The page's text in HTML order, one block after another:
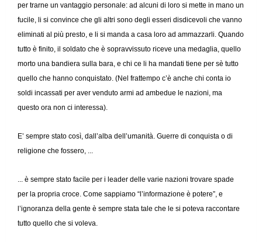
per trarne un vantaggio personale: ad alcuni di loro si mette in mano un
fucile, li si convince che gli altri sono degli esseri disdicevoli che vanno
eliminati al più presto, e li si manda a casa loro ad ammazzarli. Quando
tutto è finito, il soldato che è sopravvissuto riceve una medaglia, quello
morto una bandiera sulla bara, e chi ce li ha mandati tiene per sè tutto
quello che hanno conquistato. (Nel frattempo c’è anche chi conta io
soldi incassati per aver venduto armi ad ambedue le nazioni, ma
questo ora non ci interessa).
E’ sempre stato così, dall’alba dell’umanità. Guerre di conquista o di
religione che fossero, ...
... è sempre stato facile per i leader delle varie nazioni trovare spade
per la propria croce. Come sappiamo “l’informazione è potere”, e
l’ignoranza della gente è sempre stata tale che le si poteva raccontare
tutto quello che si voleva.